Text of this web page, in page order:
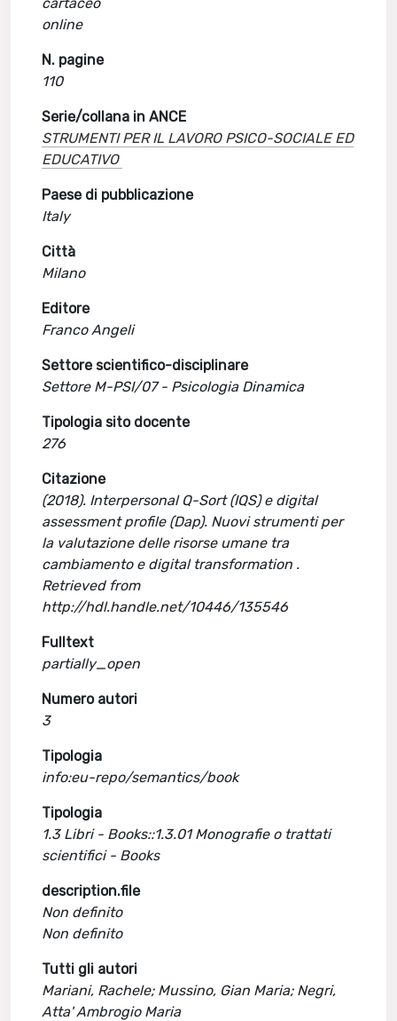
online
N. pagine
110
Serie/collana in ANCE
STRUMENTI PER IL LAVORO PSICO-SOCIALE ED
EDUCATIVO
Paese di pubblicazione
Italy
Città
Milano
Editore
Franco Angeli
Settore scientifico-disciplinare
Settore M-PSI/07 - Psicologia Dinamica
Tipologia sito docente
276
Citazione
(2018). Interpersonal Q-Sort (IQS) e digital
assessment profile (Dap). Nuovi strumenti per
la valutazione delle risorse umane tra
cambiamento e digital transformation .
Retrieved from
http://hdl.handle.net/10446/135546
Fulltext
partially_open
Numero autori
3
Tipologia
info:eu-repo/semantics/book
Tipologia
1.3 Libri - Books::1.3.01 Monografie o trattati
scientifici - Books
description.file
Non definito
Non definito
Tutti gli autori
Mariani, Rachele; Mussino, Gian Maria; Negri,
Atta' Ambrogio Maria